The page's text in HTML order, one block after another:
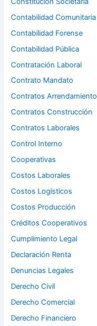
Contabilidad Comunitaria
Contabilidad Forense
Contabilidad Pública
Contratación Laboral
Contrato Mandato
Contratos Arrendamiento
Contratos Construcción
Contratos Laborales
Control Interno
Cooperativas
Costos Laborales
Costos Logísticos
Costos Producción
Créditos Cooperativos
Cumplimiento Legal
Declaración Renta
Denuncias Legales
Derecho Civil
Derecho Comercial
Derecho Financiero